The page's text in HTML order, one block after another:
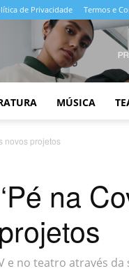
de Privacidade Termos e
MÚSICA
novos projetos
na
e no teatro através